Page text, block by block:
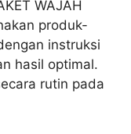
WAJAH
produk-
instruksi
hasil optimal.
rutin pada